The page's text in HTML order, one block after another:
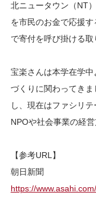
北ニュータウン（NT
を市民のお金で応援
で寄付を呼び掛ける取
宝楽さんは本学在学
づくりに関わってき
し、現在はファシリ
NPOや社会事業の経
【参考URL】
朝日新聞
https://